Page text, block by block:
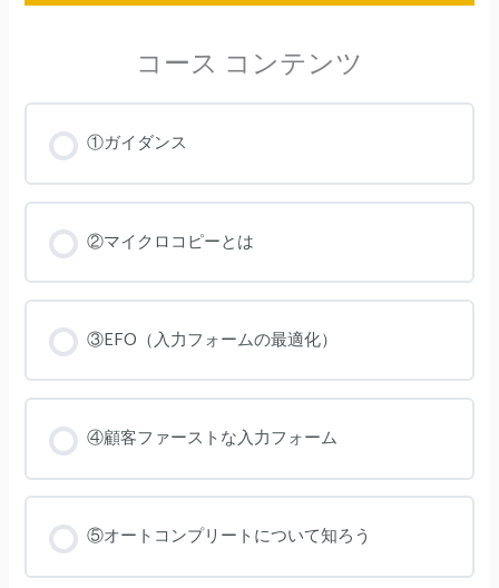
コース コンテンツ
①ガイダンス
②マイクロコピーとは
③EFO（入力フォームの最適化）
④顧客ファーストな入力フォーム
⑤オートコンプリートについて知ろう